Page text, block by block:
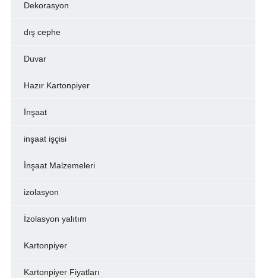
Dekorasyon
dış cephe
Duvar
Hazır Kartonpiyer
İnşaat
inşaat işçisi
İnşaat Malzemeleri
izolasyon
İzolasyon yalıtım
Kartonpiyer
Kartonpiyer Fiyatları